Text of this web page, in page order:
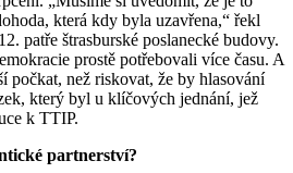
která kdy byla uzavřena,“ řekl
patře štrasburské poslanecké budovy.
prostě potřebovali více času. A
počkat, než riskovat, že by hlasování
který byl u klíčových jednání, jež
k TTIP.
partnerství?